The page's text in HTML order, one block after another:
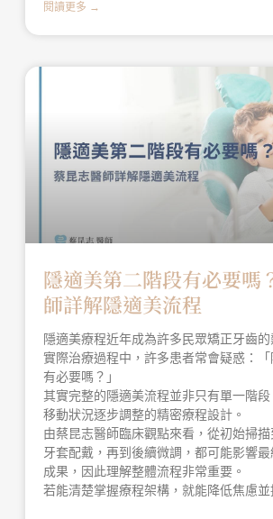
閱讀更多 →
隱適美第二階段有必要嗎
師詳解隱適美流程
隱適美療程近年成為許多民眾矯正牙齒
實際治療過程中，許多患者常會疑惑：
有必要嗎？」
其實完整的隱適美流程並非只有單一階
移動狀況逐步調整的精密療程設計。
由蔡昆志醫師臨床觀點來看，從初始掃描
牙套配戴，再到後續微調，都可能影響
成果，因此理解整體流程非常重要。
若能清楚掌握療程架構，就能降低焦慮並